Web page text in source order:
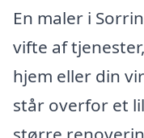
En maler i
vifte af
hjem eller din
står overfor et